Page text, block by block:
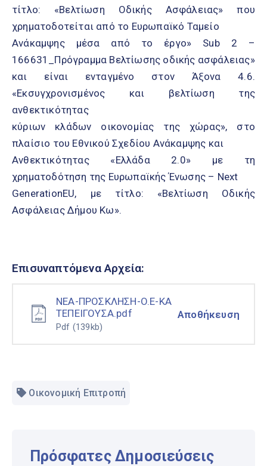
τίτλο: «Βελτίωση Οδικής Ασφάλειας» που
χρηματοδοτείται από το Ευρωπαϊκό Ταμείο
Ανάκαμψης μέσα από το έργο» Sub 2 –
166631_Πρόγραμμα Βελτίωσης οδικής ασφάλειας»
και είναι ενταγμένο στον Άξονα 4.6.
«Εκσυγχρονισμένος και βελτίωση της
ανθεκτικότητας
κύριων κλάδων οικονομίας της χώρας», στο
πλαίσιο του Εθνικού Σχεδίου Ανάκαμψης και
Ανθεκτικότητας «Ελλάδα 2.0» με τη
χρηματοδότηση της Ευρωπαϊκής Ένωσης – Next
GenerationEU, με τίτλο: «Βελτίωση Οδικής
Ασφάλειας Δήμου Κω».
Επισυναπτόμενα Αρχεία:
NEA-ΠΡΟΣΚΛΗΣΗ-O.E-ΚΑ
ΤΕΠΕΙΓΟΥΣΑ.pdf
Pdf (139kb)
Αποθήκευση
Οικονομική Επιτροπή
Πρόσφατες Δημοσιεύσεις